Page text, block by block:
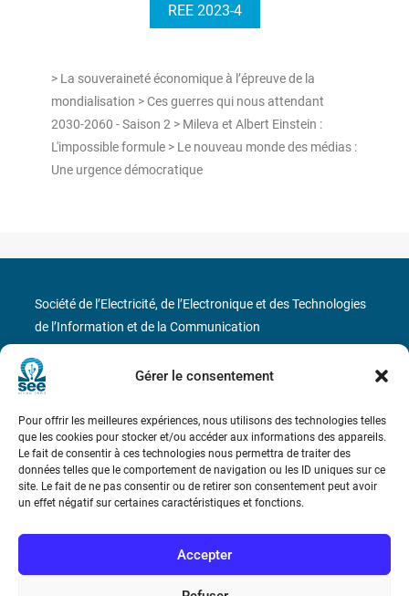
Gérer le consentement
Pour offrir les meilleures expériences, nous utilisons des technologies telles
que les cookies pour stocker et/ou accéder aux informations des appareils.
Le fait de consentir à ces technologies nous permettra de traiter des
données telles que le comportement de navigation ou les ID uniques sur ce
site. Le fait de ne pas consentir ou de retirer son consentement peut avoir
un effet négatif sur certaines caractéristiques et fonctions.
Accepter
REE 2023-4
> La souveraineté économique à l’épreuve de la
mondialisation > Ces guerres qui nous attendant
2030-2060 - Saison 2 > Mileva et Albert Einstein :
L'impossible formule > Le nouveau monde des médias :
Une urgence démocratique
Bicentenaire des découvertes d’André-
Marie Ampère
Société de l’Electricité, de l’Electronique et des Technologies
de l’Information et de la Communication
17 rue de l’Amiral Hamelin
Téléphone : (+33) 1 56 90 37 17
N° de SIREN : 785 393 232, Code APE : 9412Z TVA intra-